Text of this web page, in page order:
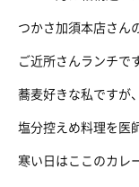
つかさ加須本店さん
ご近所さんランチで
蕎麦好きな私ですが
塩分控えめ料理を医
寒い日はここのカレ